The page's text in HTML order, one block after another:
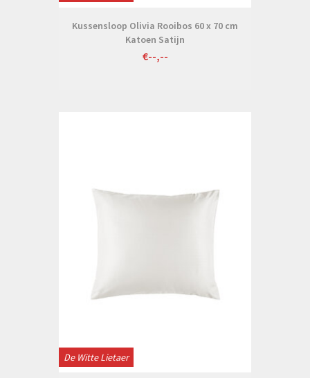
Kussensloop Olivia Rooibos 60 x 70 cm
Katoen Satijn
€--,--
De Witte Lietaer